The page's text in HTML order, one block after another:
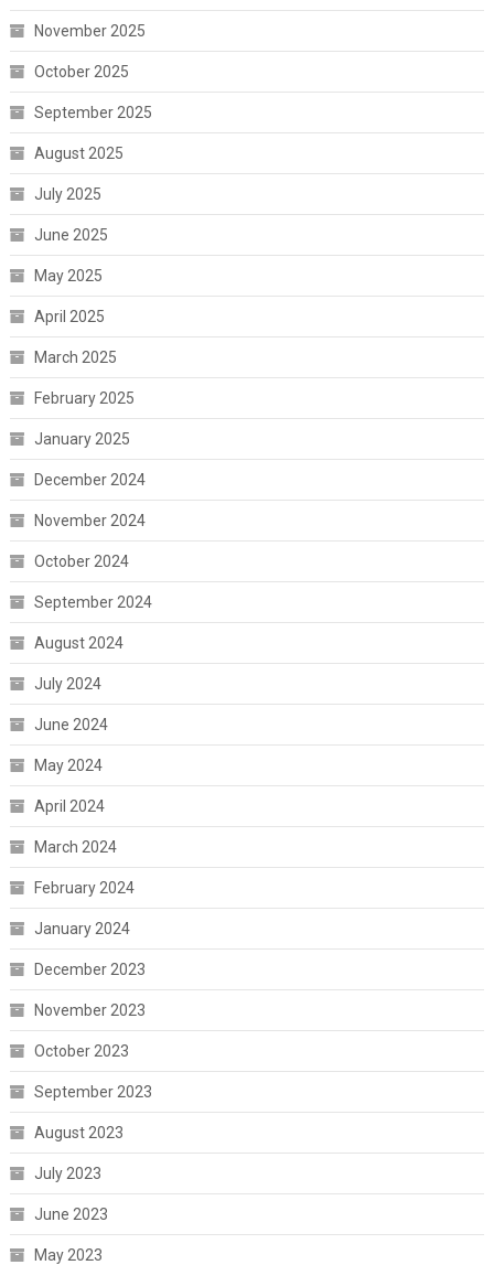
November 2025
October 2025
September 2025
August 2025
July 2025
June 2025
May 2025
April 2025
March 2025
February 2025
January 2025
December 2024
November 2024
October 2024
September 2024
August 2024
July 2024
June 2024
May 2024
April 2024
March 2024
February 2024
January 2024
December 2023
November 2023
October 2023
September 2023
August 2023
July 2023
June 2023
May 2023